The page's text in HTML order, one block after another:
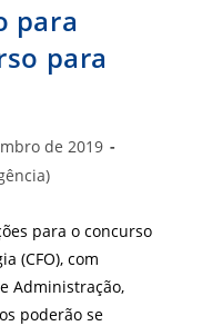
para
para
de 2019
para o concurso
(CFO), com
Administração,
poderão se